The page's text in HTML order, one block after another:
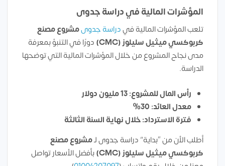
المؤشرات المالية في دراسة جدوى
تلعب المؤشرات المالية فيدراسة جدوىمشروع مصنع
كربوكسي ميثيل سليلوز (CMC)
دورًا في التنبؤ بمعرفة
مدى نجاح المشروع من خلال المؤشرات المالية التي توضحها
الدراسة.
رأس المال للمشروع: 13 مليون دولار
معدل العائد: 30%
فترة الاسترداد: خلال نهاية السنة الثالثة
أطلب الأن من “بداية” دراسة جدوى لـمشروع مصنع
كربوكسي ميثيل سليلوز (CMC)
بأفضل الأسعار تواصل